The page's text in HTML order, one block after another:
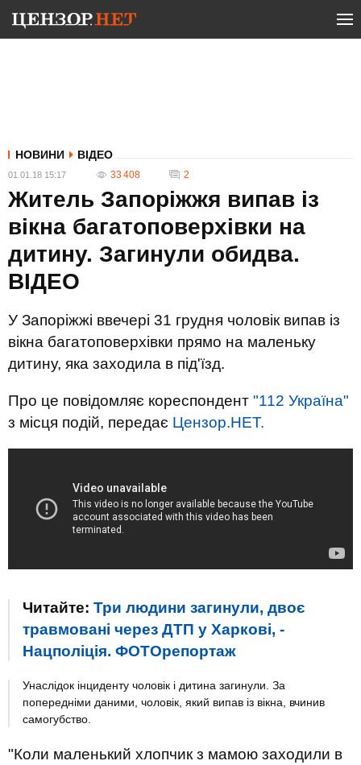
НОВИНИ ВІДЕО
01.01.18 15:17 33 408 2
Житель Запоріжжя випав із
вікна багатоповерхівки на
дитину. Загинули обидва.
ВIДЕО
У Запоріжжі ввечері 31 грудня чоловік випав із
вікна багатоповерхівки прямо на маленьку
дитину, яка заходила в під'їзд.
Про це повідомляє кореспондент "112 Україна"
з місця подій, передає Цензор.НЕТ.
Читайте: Три людини загинули, двоє
травмовані через ДТП у Харкові, -
Нацполіція. ФОТОрепортаж
Унаслідок інциденту чоловік і дитина загинули. За
попередніми даними, чоловік, який випав із вікна, вчинив
самогубство.
"Коли маленький хлопчик з мамою заходили в